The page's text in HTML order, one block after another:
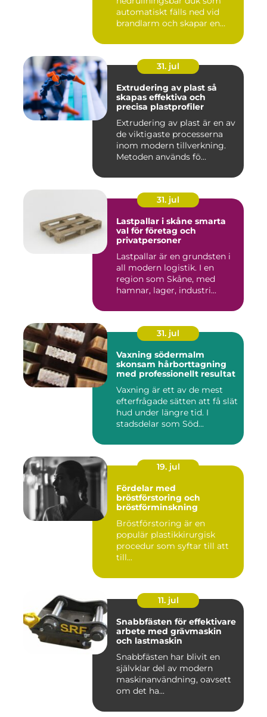
automatiskt fälls ned vid
brandlarm och skapar en
31. jul
Extrudering av plast så
skapas effektiva och
precisa plastprofiler
Extrudering av plast är en av
de viktigaste processerna
inom modern tillverkning.
Metoden används fö...
31. jul
Lastpallar i skåne smarta
val för företag och
privatpersoner
Lastpallar är en grundsten i
all modern logistik. I en
region som Skåne, med
hamnar, lager, industri...
31. jul
Vaxning södermalm
skonsam hårborttagning
med professionellt resultat
Vaxning är ett av de mest
efterfrågade sätten att få slät
hud under längre tid. I
stadsdelar som Söd...
19. jul
Fördelar med
bröstförstoring och
bröstförminskning
Bröstförstoring är en
populär plastikkirurgisk
procedur som syftar till att
till...
11. jul
Snabbfästen för effektivare
arbete med grävmaskin
och lastmaskin
Snabbfästen har blivit en
självklar del av modern
maskinanvändning, oavsett
om det ha...